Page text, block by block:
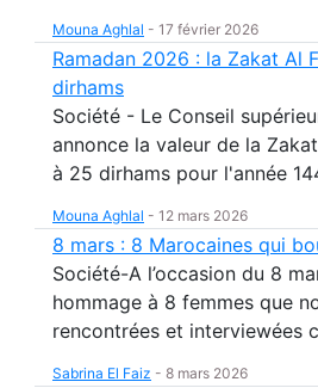
Mouna Aghlal - 17 février 2026
Ramadan 2026 : la Zakat Al
dirhams
Société - Le Conseil
annonce la valeur de la
à 25 dirhams pour l'année
Mouna Aghlal - 12 mars 2026
8 mars : 8 Marocaines qui
Société-A l’occasion du 8
hommage à 8 femmes que
rencontrées et interviewées
Sabrina El Faiz - 8 mars 2026